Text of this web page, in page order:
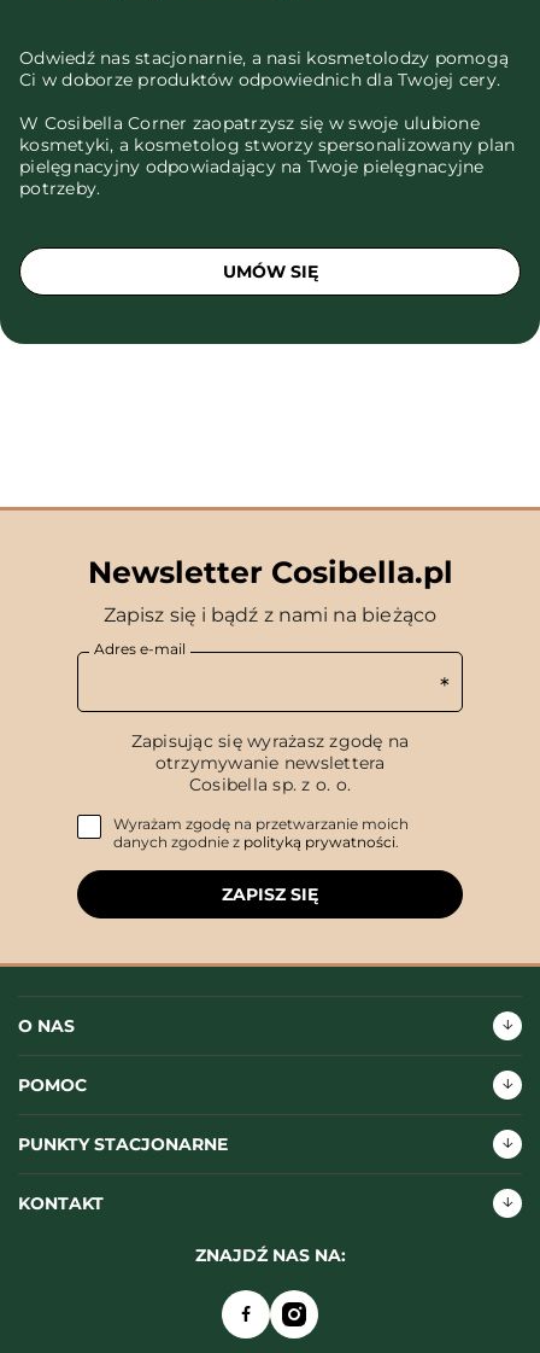
Odwiedź nas stacjonarnie, a nasi kosmetolodzy pomogą
Ci w doborze produktów odpowiednich dla Twojej cery.
W Cosibella Corner zaopatrzysz się w swoje ulubione
kosmetyki, a kosmetolog stworzy spersonalizowany plan
pielęgnacyjny odpowiadający na Twoje pielęgnacyjne
potrzeby.
UMÓW SIĘ
Newsletter Cosibella.pl
Zapisz się i bądź z nami na bieżąco
Adres e-mail
Zapisując się wyrażasz zgodę na
otrzymywanie newslettera
Cosibella sp. z o. o.
Wyrażam zgodę na przetwarzanie moich
danych zgodnie z polityką prywatności.
ZAPISZ SIĘ
O NAS
POMOC
PUNKTY STACJONARNE
KONTAKT
ZNAJDŹ NAS NA: